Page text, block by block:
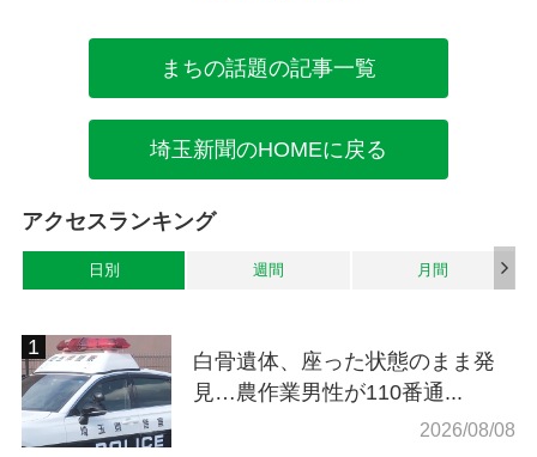
まちの話題の記事一覧
埼玉新聞のHOMEに戻る
アクセスランキング
日別 週間 月間
白骨遺体、座った状態のまま発
見…農作業男性が110番通...
2026/08/08